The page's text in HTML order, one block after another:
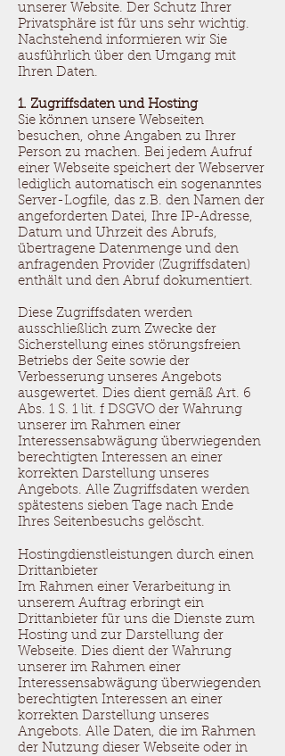
unserer Website. Der Schutz Ihrer
Privatsphäre ist für uns sehr wichtig.
Nachstehend informieren wir Sie
ausführlich über den Umgang mit
Ihren Daten.
1. Zugriffsdaten und Hosting
Sie können unsere Webseiten
besuchen, ohne Angaben zu Ihrer
Person zu machen. Bei jedem Aufruf
einer Webseite speichert der Webserver
lediglich automatisch ein sogenanntes
Server-Logfile, das z.B. den Namen der
angeforderten Datei, Ihre IP-Adresse,
Datum und Uhrzeit des Abrufs,
übertragene Datenmenge und den
anfragenden Provider (Zugriffsdaten)
enthält und den Abruf dokumentiert.
Diese Zugriffsdaten werden
ausschließlich zum Zwecke der
Sicherstellung eines störungsfreien
Betriebs der Seite sowie der
Verbesserung unseres Angebots
ausgewertet. Dies dient gemäß Art. 6
Abs. 1 S. 1 lit. f DSGVO der Wahrung
unserer im Rahmen einer
Interessensabwägung überwiegenden
berechtigten Interessen an einer
korrekten Darstellung unseres
Angebots. Alle Zugriffsdaten werden
spätestens sieben Tage nach Ende
Ihres Seitenbesuchs gelöscht.
Hostingdienstleistungen durch einen
Drittanbieter
Im Rahmen einer Verarbeitung in
unserem Auftrag erbringt ein
Drittanbieter für uns die Dienste zum
Hosting und zur Darstellung der
Webseite. Dies dient der Wahrung
unserer im Rahmen einer
Interessensabwägung überwiegenden
berechtigten Interessen an einer
korrekten Darstellung unseres
Angebots. Alle Daten, die im Rahmen
der Nutzung dieser Webseite oder in